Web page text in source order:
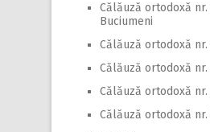
Călăuză ortodoxă
Buciumeni
Călăuză ortodoxă nr.
Călăuză ortodoxă nr.
Călăuză ortodoxă
Călăuză ortodoxă nr.